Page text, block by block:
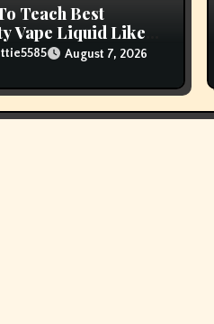
Teach Best
Vape Liquid Like A
August 7, 2026